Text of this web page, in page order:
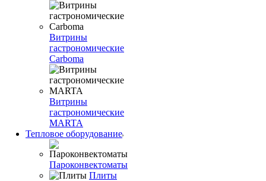
Витрины
гастрономические
Carboma
Витрины
гастрономические
MARTA
Тепловое оборудование
Пароконвектоматы
Плиты